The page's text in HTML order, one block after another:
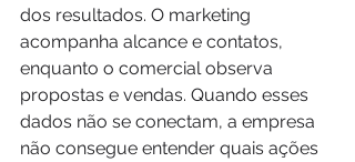
dos resultados. O marketing
acompanha alcance e contatos,
enquanto o comercial observa
propostas e vendas. Quando esses
dados não se conectam, a empresa
não consegue entender quais ações